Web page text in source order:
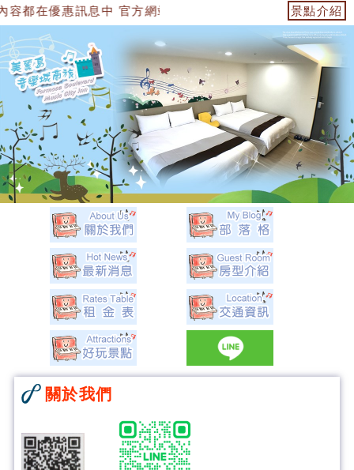
容都在優惠訊息中 官方網站：https:// 景點介紹
關於我們